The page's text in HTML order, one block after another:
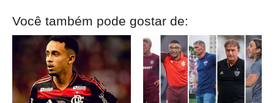
Você também pode gostar de: